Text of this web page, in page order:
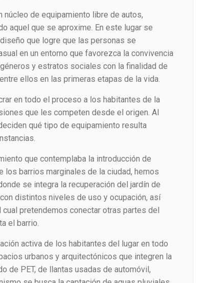
núcleo de equipamiento libre de autos,
aquel que se aproxime. En este lugar se
que logre que las personas se
en un entorno que favorezca la convivencia
y estratos sociales con la finalidad de
ellos en las primeras etapas de la vida.
en todo el proceso a los habitantes de la
que les competen desde el origen. Al
qué tipo de equipamiento resulta
que contemplaba la introducción de
los barrios marginales de la ciudad, hemos
se integra la recuperación del jardín de
distintos niveles de uso y ocupación, así
pretendemos conectar otras partes del
el barrio.
activa de los habitantes del lugar en todo
urbanos y arquitectónicos que integren la
de PET, de llantas usadas de automóvil,